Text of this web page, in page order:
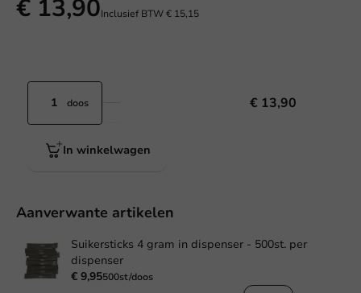
€ 13,90Inclusief BTW€ 15,15
doos € 13,90
In winkelwagen
Aanverwante artikelen
Suikersticks 4 gram in dispenser - 500st. per
dispenser
€ 9,95500st/doos